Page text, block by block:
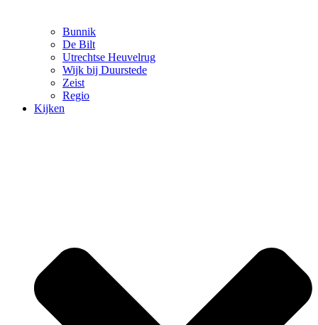
Bunnik
De Bilt
Utrechtse Heuvelrug
Wijk bij Duurstede
Zeist
Regio
Kijken